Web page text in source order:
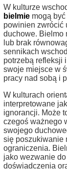
W kulturze
bielmie mogą
powinien zwrócić
duchowe. Bielmo
lub brak
sennikach
potrzebą refleksji
swoje miejsce w
pracy nad sobą i
W kulturach
interpretowane
ignorancji. Może
czegoś ważnego
swojego
się poszukiwanie
ograniczenia.
jako wezwanie
doświadczenia